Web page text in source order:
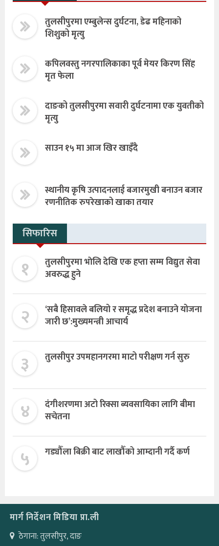
तुलसीपुरमा एम्बुलेन्स दुर्घटना, डेढ महिनाको
शिशुको मृत्यु
कपिलवस्तु नगरपालिकाका पूर्व मेयर किरण सिंह
मृत फेला
दाङको तुलसीपुरमा सवारी दुर्घटनामा एक युवतीको
मृत्यु
साउन १५ मा आज खिर खाइँदै
स्थानीय कृषि उत्पादनलाई बजारमुखी बनाउन बजार
रणनीतिक रुपरेखाको खाका तयार
सिफारिस
१
तुलसीपुरमा भाेलि देखि एक हप्ता सम्म विद्युत सेवा
अवरुद्ध हुने
२
‘सबै हिसावले बलियो र समृद्ध प्रदेश बनाउने योजना
जारी छ’:मुख्यमन्त्री आचार्य
३ तुलसीपुर उपमहानगरमा माटो परीक्षण गर्न सुरु
४
दंगीशरणमा अटो रिक्सा ब्यवसायिका लागि बीमा
सचेतना
५ गड्यौँला बिक्री बाट लाखौँको आम्दानी गर्दै कर्ण
मार्ग निर्देशन मिडिया प्रा.ली
ठेगाना: तुलसीपुर, दाङ